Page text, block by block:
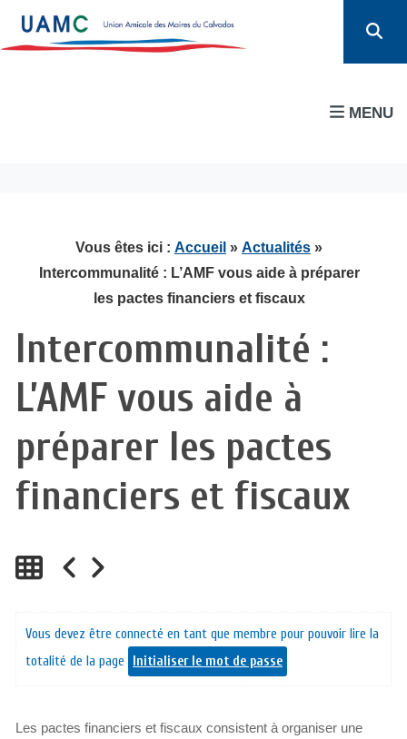
MENU
Vous êtes ici : Accueil » Actualités »
Intercommunalité : L’AMF vous aide à préparer
les pactes financiers et fiscaux
Intercommunalité :
L’AMF vous aide à
préparer les pactes
financiers et fiscaux
Vous devez être connecté en tant que membre pour pouvoir lire la
totalité de la page
Initialiser le mot de passe
Les pactes financiers et fiscaux consistent à organiser une